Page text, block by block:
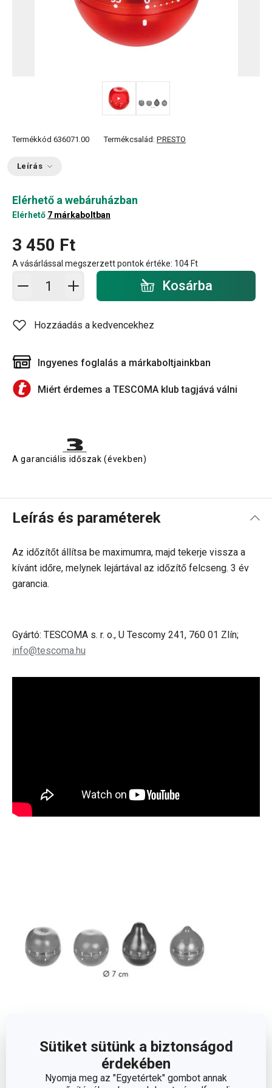
Sütiket sütünk a biztonságod
érdekében
Nyomja meg az "Egyetértek" gombot annak
Termékkód 636071.00 Termékcsalád: PRESTO
Leírás
Elérhető a webáruházban
Elérhető 7 márkaboltban
3 450 Ft
A vásárlással megszerzett pontok értéke: 104 Ft
Kosárba - mennyiség Kosárba
Hozzáadás a kedvencekhez
Ingyenes foglalás a márkaboltjainkban
Miért érdemes a TESCOMA klub tagjává válni
A garanciális időszak (években)
Leírás és paraméterek
Az időzítőt állítsa be maximumra, majd tekerje vissza a
kívánt időre, melynek lejártával az időzítő felcseng. 3 év
garancia.
Gyártó: TESCOMA s. r. o., U Tescomy 241, 760 01 Zlín;
info@tescoma.hu
Méretek